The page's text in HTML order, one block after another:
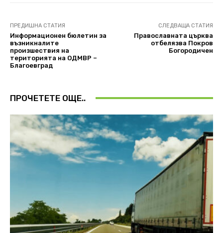
ПРЕДИШНА СТАТИЯ
Информационен бюлетин за
възникналите
произшествия на
територията на ОДМВР –
Благоевград
СЛЕДВАЩА СТАТИЯ
Православната църква
отбелязва Покров
Богородичен
ПРОЧЕТЕТЕ ОЩЕ..